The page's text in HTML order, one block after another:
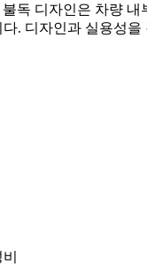
독 디자인은 차량
. 디자인과 실용성